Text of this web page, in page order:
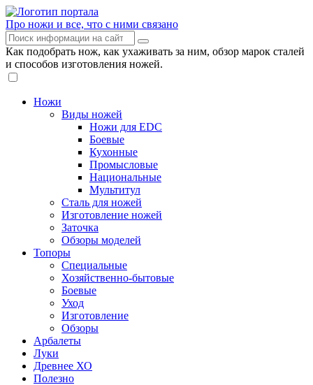
Про ножи и все, что с ними связано
Как подобрать нож, как ухаживать за ним, обзор марок сталей
и способов изготовления ножей.
Ножи
Виды ножей
Ножи для EDC
Боевые
Кухонные
Промысловые
Национальные
Мультитул
Сталь для ножей
Изготовление ножей
Заточка
Обзоры моделей
Топоры
Специальные
Хозяйственно-бытовые
Боевые
Уход
Изготовление
Обзоры
Арбалеты
Луки
Древнее ХО
Полезно